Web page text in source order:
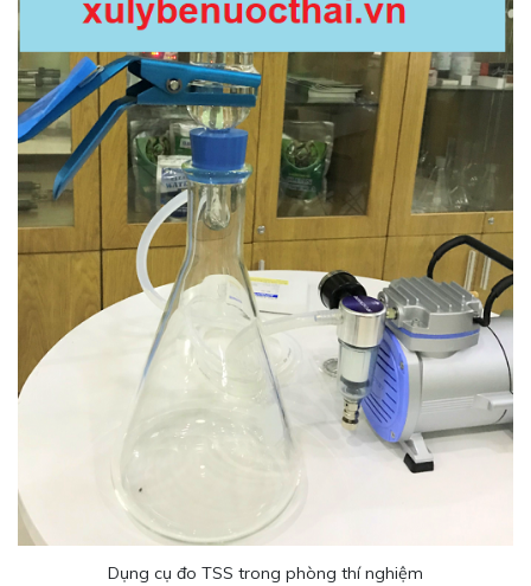
Dụng cụ đo TSS trong phòng thí nghiệm